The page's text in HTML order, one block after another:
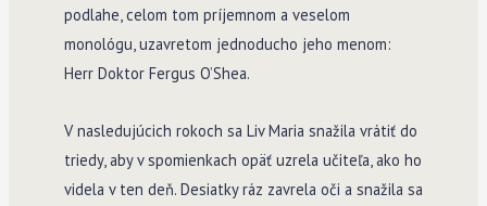
podlahe, celom tom príjemnom a veselom
monológu, uzavretom jednoducho jeho menom:
Herr Doktor Fergus O’Shea.
V nasledujúcich rokoch sa Liv Maria snažila vrátiť do
triedy, aby v spomienkach opäť uzrela učiteľa, ako ho
videla v ten deň. Desiatky ráz zavrela oči a snažila sa